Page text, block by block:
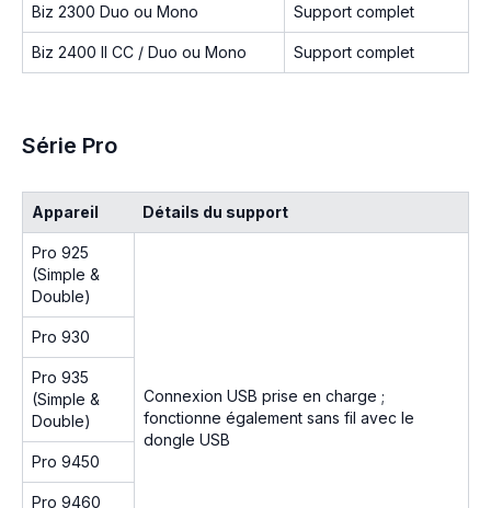
Biz 2300 Duo ou Mono Support complet
Biz 2400 II CC / Duo ou Mono Support complet
Série Pro
Appareil Détails du support
Pro 925
(Simple &
Double)
Connexion USB prise en charge ;
fonctionne également sans fil avec le
dongle USB
Pro 930
Pro 935
(Simple &
Double)
Pro 9450
Pro 9460